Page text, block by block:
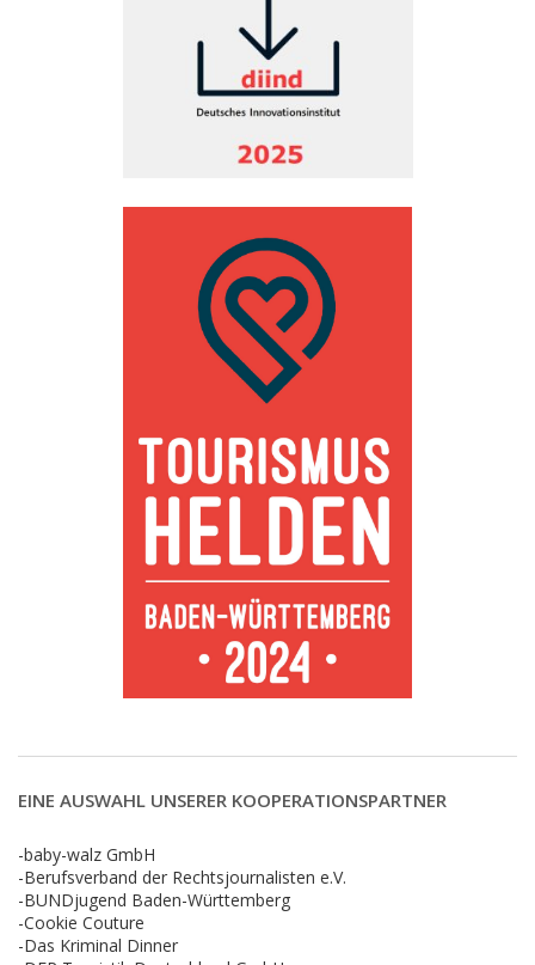
EINE AUSWAHL UNSERER KOOPERATIONSPARTNER
-baby-walz GmbH
-Berufsverband der Rechtsjournalisten e.V.
-BUNDjugend Baden-Württemberg
-Cookie Couture
-Das Kriminal Dinner